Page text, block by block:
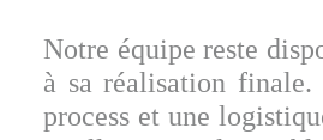
Notre équipe reste
à sa réalisation
process et une